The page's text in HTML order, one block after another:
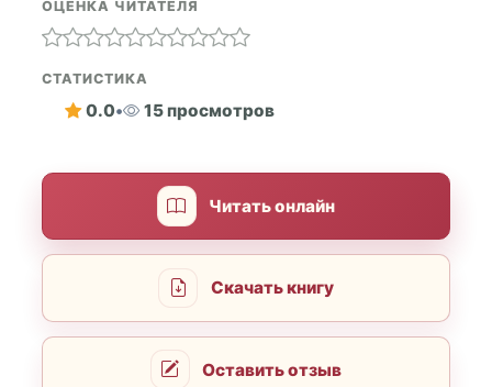
ОЦЕНКА ЧИТАТЕЛЯ
СТАТИСТИКА
0.0• 15 просмотров
Читать онлайн
Скачать книгу
Оставить отзыв